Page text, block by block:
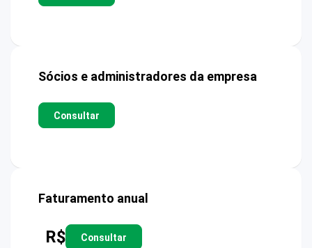
Sócios e administradores da empresa
Consultar
Faturamento anual
R$ Consultar